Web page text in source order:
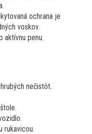
ochrana je
voskov.
aktívnu penu.
nečistôt.
rukavicou.